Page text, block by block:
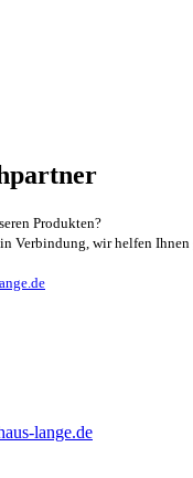
Produkten?
Verbindung, wir helfen Ihnen
lange.de